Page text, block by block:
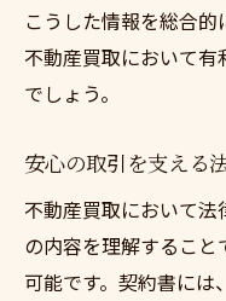
こうした情報を総合
不動産買取において有
でしょう。
安心の取引を支える
不動産買取において法
の内容を理解するこ
可能です。契約書に